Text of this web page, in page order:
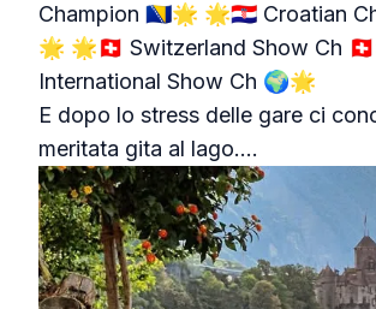
Champion 🇧🇦🌟 🌟🇭🇷 Croatian
🌟 🌟🇨🇭 Switzerland Show Ch
International Show Ch 🌍🌟
E dopo lo stress delle gare ci
meritata gita al lago....